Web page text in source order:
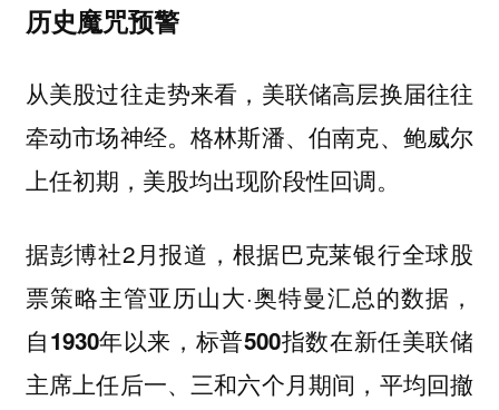
历史魔咒预警
从美股过往走势来看，美联储高层换届往往
牵动市场神经。格林斯潘、伯南克、鲍威尔
上任初期，美股均出现阶段性回调。
据彭博社2月报道，根据巴克莱银行全球股
票策略主管亚历山大·奥特曼汇总的数据，
自1930年以来，标普500指数在新任美联储
主席上任后一、三和六个月期间，平均回撤